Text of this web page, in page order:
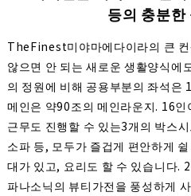
등의 충분한
TheFinest미야마에다이라의 큰
않으면 안 되는 새로운 생활양식에
의 정원에 비해 공용부분의 좌석은
메인은 약90조의 메인라운지. 16
근무도 진행할 수 있는3개의 박스
소파 등, 모두가 즐겁게 편안하게
대가 있고, 요리도 할 수 있습니다.
파나소닉의 뷰티가전을 풍성하게